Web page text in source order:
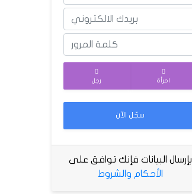
امرأة رجل
سجّل الآن
بإرسال البيانات فإنك توافق على
الأحكام والشروط